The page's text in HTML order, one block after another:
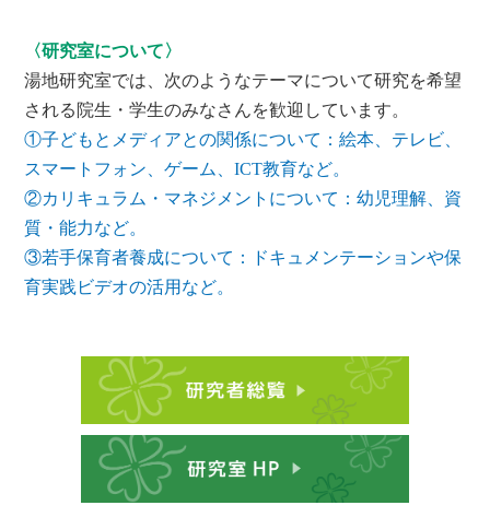
〈研究室について〉
湯地研究室では、次のようなテーマについて研究を希望
される院生・学生のみなさんを歓迎しています。
①子どもとメディアとの関係について：絵本、テレビ、
スマートフォン、ゲーム、ICT教育など。
②カリキュラム・マネジメントについて：幼児理解、資
質・能力など。
③若手保育者養成について：ドキュメンテーションや保
育実践ビデオの活用など。